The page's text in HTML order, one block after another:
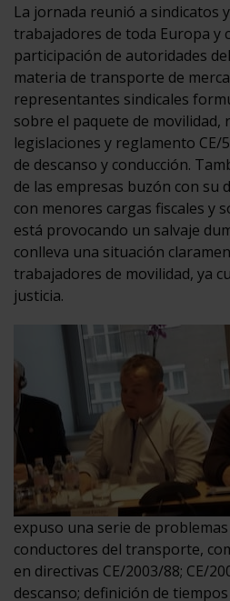
La jornada reunió a sindicatos
trabajadores de toda Europa y
participación de autoridades
materia de transporte de
representantes sindicales
sobre el paquete de movilidad,
legislaciones y reglamento CE/
de descanso y conducción.
de las empresas buzón con su
con menores cargas fiscales y
está provocando un salvaje
conlleva una situación
trabajadores de movilidad, ya
justicia.
expuso una serie de
conductores del transporte,
en directivas CE/2003/88; CE/
descanso; definición de